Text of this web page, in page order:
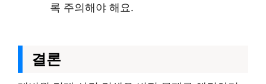
록 주의해야 해요.
결론